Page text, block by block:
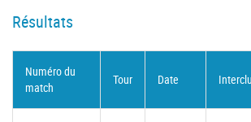
Résultats
Numéro du
match
Tour Date